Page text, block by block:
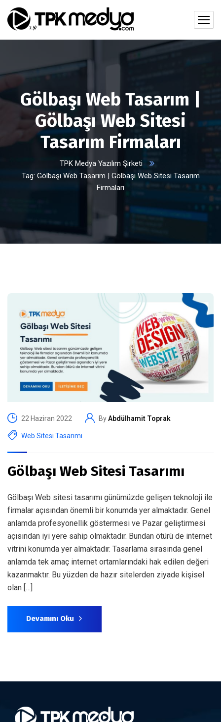
Gölbaşı Web Tasarım |
Gölbaşı Web Sitesi
Tasarım Firmaları
TPK Medya Yazılım Şirketi
Tag: Gölbaşı Web Tasarım | Gölbaşı Web Sitesi Tasarım
Firmaları
22 Haziran 2022 ByAbdülhamit Toprak
Web Sitesi Tasarımı
Gölbaşı Web Sitesi Tasarımı
Gölbaşı Web sitesi tasarımı günümüzde gelişen teknoloji ile
firmalar açısından önemli bir konumda yer almaktadır. Genel
anlamda profesyonellik göstermesi ve Pazar geliştirmesi
açısından iyi yere sahip olmaktadır. Bundan ötürü de internet
vitrini konumda yer almaktadır. Tasarlama sırasında genel
anlamda tek amaç internet ortamlarındaki hak edilen değeri
kazanmaktır. Bu yüzden de hazır sitelerden ziyade kişisel
olan […]
Devamını Oku